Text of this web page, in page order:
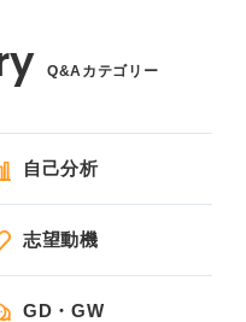
Q&Aカテゴリー
自己分析
志望動機
GD・GW